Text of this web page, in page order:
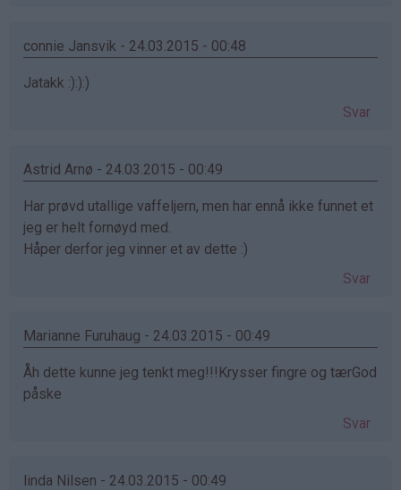
connie Jansvik - 24.03.2015 - 00:48
Jatakk :):):)
Svar
Astrid Arnø - 24.03.2015 - 00:49
Har prøvd utallige vaffeljern, men har ennå ikke funnet et
jeg er helt fornøyd med.
Håper derfor jeg vinner et av dette :)
Svar
Marianne Furuhaug - 24.03.2015 - 00:49
Åh dette kunne jeg tenkt meg!!!Krysser fingre og tærGod
påske
Svar
linda Nilsen - 24.03.2015 - 00:49